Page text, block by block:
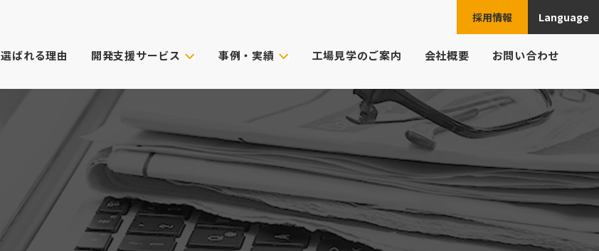
採用情報 Language
JPN
選ばれる理由 開発支援サービス
試作技術から選ぶ
3Dプリンター
表面処理・加飾
光成形
スキャニング
プロダクトデザイン
筐体設計
CG動画制作
XRサービス
PoC受託サービス
ご注文の流れ
よくあるご質問
事例・実績
これまでのご依頼例
工場見学のご案内 会社概要 お問い合わせ